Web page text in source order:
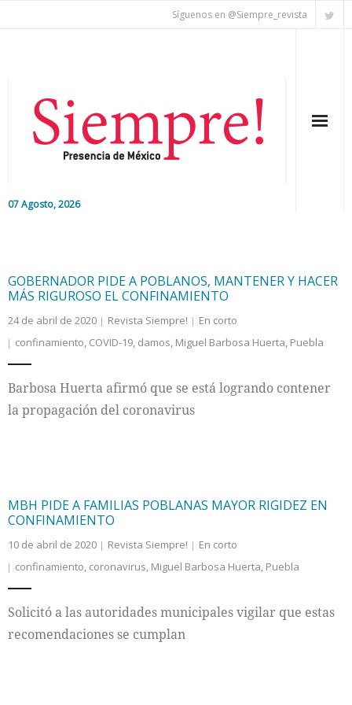
Síguenos en @Siempre_revista
07 Agosto, 2026
Colaboradores
Internacional
GOBERNADOR PIDE A POBLANOS, MANTENER Y HACER
MÁS RIGUROSO EL CONFINAMIENTO
24 de abril de 2020 Revista Siempre!
En corto
confinamiento, COVID-19, damos, Miguel Barbosa Huerta, Puebla
Barbosa Huerta afirmó que se está logrando contener
la propagación del coronavirus
MBH PIDE A FAMILIAS POBLANAS MAYOR RIGIDEZ EN
CONFINAMIENTO
10 de abril de 2020 Revista Siempre!
En corto
confinamiento, coronavirus, Miguel Barbosa Huerta, Puebla
Solicitó a las autoridades municipales vigilar que estas
recomendaciones se cumplan